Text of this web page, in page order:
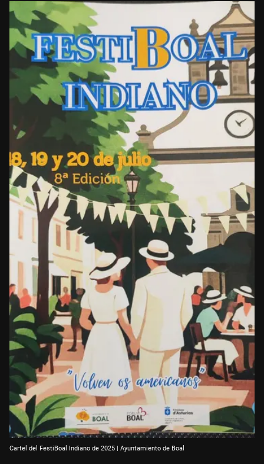
Cartel del FestiBoal Indiano de 2025 | Ayuntamiento de Boal